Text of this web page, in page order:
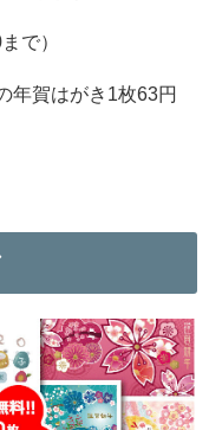
で）
年賀はがき1枚63円